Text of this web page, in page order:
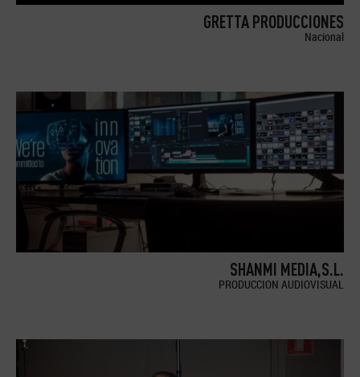
GRETTA PRODUCCIONES
Nacional
SHANMI MEDIA,S.L.
PRODUCCION AUDIOVISUAL